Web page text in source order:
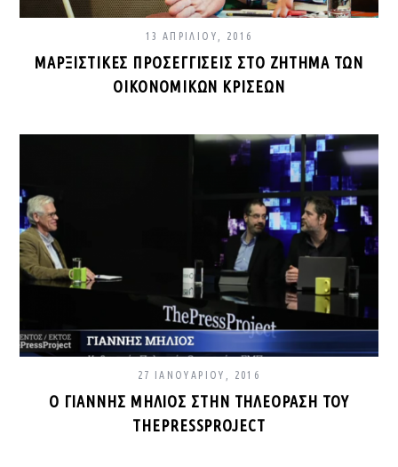
13 ΑΠΡΙΛΊΟΥ, 2016
ΜΑΡΞΙΣΤΙΚΈΣ ΠΡΟΣΕΓΓΊΣΕΙΣ ΣΤΟ ΖΉΤΗΜΑ ΤΩΝ
ΟΙΚΟΝΟΜΙΚΏΝ ΚΡΊΣΕΩΝ
27 ΙΑΝΟΥΑΡΊΟΥ, 2016
Ο ΓΙΆΝΝΗΣ ΜΗΛΙΌΣ ΣΤΗΝ ΤΗΛΕΌΡΑΣΗ ΤΟΥ
THEPRESSPROJECT